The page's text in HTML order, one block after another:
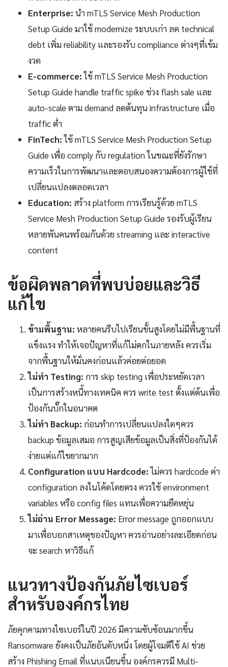
Enterprise: นำ mTLS Service Mesh Production
Setup Guide มาใช้ modernize ระบบเก่า ลด technical
debt เพิ่ม reliability และรองรับ compliance ต่างๆที่เข้ม
งวด
E-commerce:ใช้ mTLS Service Mesh Production
Setup Guide handle traffic spike ช่วง flash sale และ
auto-scale ตาม demand ลดต้นทุน infrastructure เมื่อ
traffic ต่ำ
FinTech:ใช้ mTLS Service Mesh Production Setup
Guide เพื่อ comply กับ regulation ในขณะที่ยังรักษา
ความเร็วในการพัฒนาและตอบสนองความต้องการผู้ใช้ที่
เปลี่ยนแปลงตลอดเวลา
Education: สร้าง platform การเรียนรู้ด้วย mTLS
Service Mesh Production Setup Guide รองรับผู้เรียน
หลายพันคนพร้อมกันด้วย streaming และ interactive
content
ข้อผิดพลาดที่พบบ่อยและวิธี
แก้ไข
ข้ามพื้นฐาน: หลายคนรีบไปเรียนขั้นสูงโดยไม่มีพื้นฐานที่
แข็งแรง ทำให้เจอปัญหาที่แก้ไม่ตกในภายหลัง ควรเริ่ม
จากพื้นฐานให้มั่นคงก่อนแล้วค่อยต่อยอด
ไม่ทำ Testing: การ skip testing เพื่อประหยัดเวลา
เป็นการสร้างหนี้ทางเทคนิค ควร write test ตั้งแต่ต้นเพื่อ
ป้องกันบั๊กในอนาคต
ไม่ทำ Backup: ก่อนทำการเปลี่ยนแปลงใดๆควร
backup ข้อมูลเสมอ การสูญเสียข้อมูลเป็นสิ่งที่ป้องกันได้
ง่ายแต่แก้ไขยากมาก
Configuration แบบ Hardcode:ไม่ควร hardcode ค่า
configuration ลงในโค้ดโดยตรง ควรใช้ environment
variables หรือ config files แทนเพื่อความยืดหยุ่น
ไม่อ่าน Error Message: Error message ถูกออกแบบ
มาเพื่อบอกสาเหตุของปัญหา ควรอ่านอย่างละเอียดก่อน
จะ search หาวิธีแก้
แนวทางป้องกันภัยไซเบอร์
สำหรับองค์กรไทย
ภัยคุกคามทางไซเบอร์ในปี 2026 มีความซับซ้อนมากขึ้น
Ransomware ยังคงเป็นภัยอันดับหนึ่ง โดยผู้โจมตีใช้ AI ช่วย
สร้าง Phishing Email ที่แนบเนียนขึ้น องค์กรควรมี Multi-